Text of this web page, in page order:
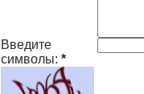
Введите
символы:*